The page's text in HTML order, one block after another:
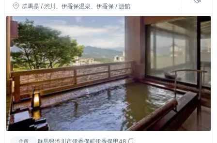
群馬県 / 渋川、伊香保温泉、伊香保 / 旅館
住所 群馬県渋川市伊香保町伊香保甲48